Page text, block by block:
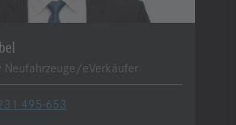
Neufahrzeuge/eVerkäufer
495-653